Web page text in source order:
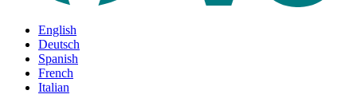
English
Deutsch
Spanish
French
Italian